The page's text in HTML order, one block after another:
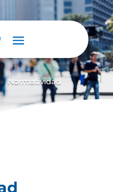
9 Normatividad